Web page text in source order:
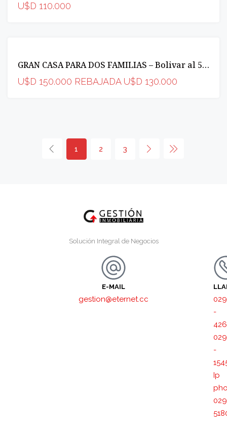
U$D 110.000
INCREIBLE
OPORTUNIDAD
GRAN CASA PARA DOS FAMILIAS – Bolivar al 500
U$D 150.000 REBAJADA U$D 130.000
1 2 3
Solución Integral de Negocios
E-MAIL
gestion@eternet.cc
-
-
Ip